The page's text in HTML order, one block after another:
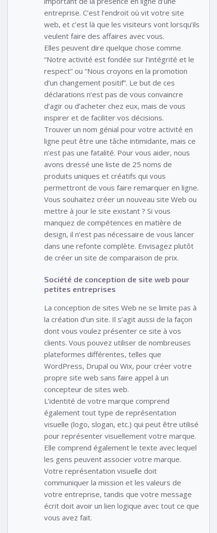
entreprise. C’est l’endroit où vit votre site
web, et c’est là que les visiteurs vont lorsqu’ils
veulent faire des affaires avec vous.
Elles peuvent dire quelque chose comme
“Notre activité est fondée sur l’intégrité et le
respect” ou “Nous croyons en la promotion
d’un changement positif”. Le but de ces
déclarations n’est pas de vous convaincre
d’agir ou d’acheter chez eux, mais de vous
inspirer et de faciliter vos décisions.
Trouver un nom génial pour votre activité en
ligne peut être une tâche intimidante, mais ce
n’est pas une fatalité. Pour vous aider, nous
avons dressé une liste de 25 noms de
produits uniques et créatifs qui vous
permettront de vous faire remarquer en ligne.
Vous souhaitez créer un nouveau site Web ou
mettre à jour le site existant ? Si vous
manquez de compétences en matière de
design, il n’est pas nécessaire de vous lancer
dans une refonte complète. Envisagez plutôt
de créer un site de comparaison de prix.
Société de conception de site web pour
petites entreprises
La conception de sites Web ne se limite pas à
la création d’un site. Il s’agit aussi de la façon
dont vous voulez présenter ce site à vos
clients. Vous pouvez utiliser de nombreuses
plateformes différentes, telles que
WordPress, Drupal ou Wix, pour créer votre
propre site web sans faire appel à un
concepteur de sites web.
L’identité de votre marque comprend
également tout type de représentation
visuelle (logo, slogan, etc.) qui peut être utilisé
pour représenter visuellement votre marque.
Elle comprend également le texte avec lequel
les gens peuvent associer votre marque.
Votre représentation visuelle doit
communiquer la mission et les valeurs de
votre entreprise, tandis que votre message
écrit doit avoir un lien logique avec tout ce que
vous avez fait.